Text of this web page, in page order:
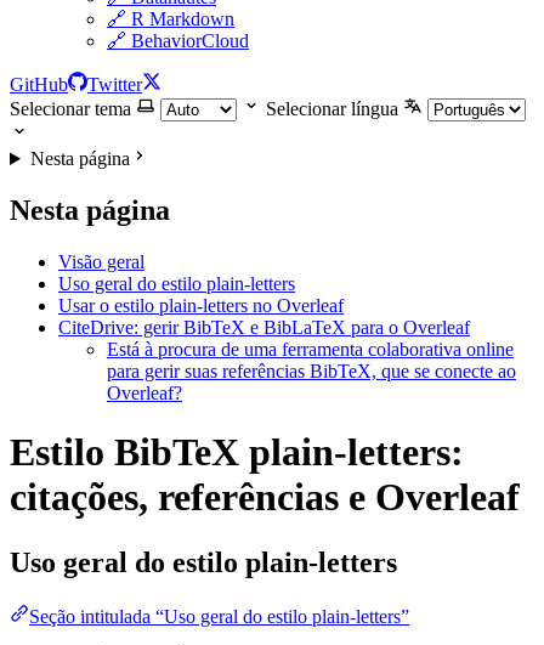
🔗 R Markdown
🔗 BehaviorCloud
GitHub
Twitter
Selecionar tema
Selecionar língua
Nesta página
Nesta página
Visão geral
Uso geral do estilo plain-letters
Usar o estilo plain-letters no Overleaf
CiteDrive: gerir BibTeX e BibLaTeX para o Overleaf
Está à procura de uma ferramenta colaborativa online
para gerir suas referências BibTeX, que se conecte ao
Overleaf?
Estilo BibTeX plain-letters:
citações, referências e Overleaf
Uso geral do estilo plain-letters
Seção intitulada “Uso geral do estilo plain-letters”